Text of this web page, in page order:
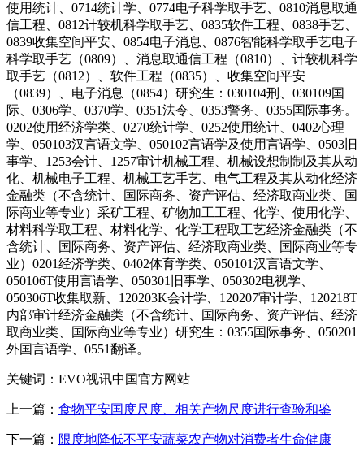
使用统计、0714统计学、0774电子科学取手艺、0810消息取通
信工程、0812计较机科学取手艺、0835软件工程、0838手艺、
0839收集空间平安、0854电子消息、0876智能科学取手艺电子
科学取手艺（0809）、消息取通信工程（0810）、计较机科学
取手艺（0812）、软件工程（0835）、收集空间平安
（0839）、电子消息（0854）研究生：030104刑、030109国
际、0306学、0370学、0351法令、0353警务、0355国际事务。
0202使用经济学类、0270统计学、0252使用统计、0402心理
学、050103汉言语文学、050102言语学及使用言语学、0503旧
事学、1253会计、1257审计机械工程、机械设想制制及其从动
化、机械电子工程、机械工艺手艺、电气工程及其从动化经济
金融类（不含统计、国际商务、资产评估、经济取商业类、国
际商业等专业）采矿工程、矿物加工工程、化学、使用化学、
材料科学取工程、材料化学、化学工程取工艺经济金融类（不
含统计、国际商务、资产评估、经济取商业类、国际商业等专
业）0201经济学类、0402体育学类、050101汉言语文学、
050106T使用言语学、050301旧事学、050302电视学、
050306T收集取新、120203K会计学、120207审计学、120218T
内部审计经济金融类（不含统计、国际商务、资产评估、经济
取商业类、国际商业等专业）研究生：0355国际事务、050201
外国言语学、0551翻译。
关键词：EVO视讯中国官方网站
上一篇： 食物平安国度尺度、相关产物尺度进行查验和鉴
下一篇： 限度地降低不平安蔬菜农产物对消费者生命健康